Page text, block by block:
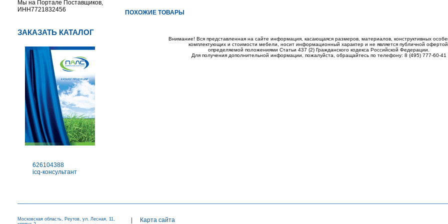
Мы на Портале Поставщиков,
ИНН7721832456
ЗАКАЗАТЬ КАТАЛОГ
626104388
icq-консультант
ПОХОЖИЕ ТОВАРЫ
Внимание! Вся представленная на сайте информация, касающаяся размеров, материалов, конструктивных
комплектующих и стоимости мебели, носит информационный характер и не является публичной офертой,
определяемой положениями Статьи 437 (2) Гражданского кодекса Российской Федерации.
Для получения дополнительной информации, пожалуйста, обращайтесь по телефону: 8 (495) 777-60-41
Московская область, Реутов, ул. Лесная, 11,
Карта сайта